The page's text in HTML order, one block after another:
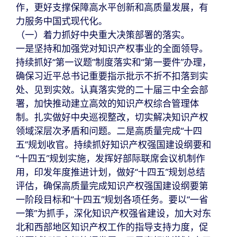
作，更好支撑保障高水平创新和高质量发展，有
力服务中国式现代化。
（一）着力抓好中央重大决策部署的落实。
一是坚持和加强党对知识产权事业的全面领导。
持续抓好“第一议题”制度落实和“第一要件”办理，
确保习近平总书记重要指示批示不折不扣落到实
处、见到实效。认真落实党的二十届三中全会部
署，加快推动建立高效的知识产权综合管理体
制。扎实做好中央巡视整改，切实解决知识产权
领域深层次矛盾和问题。二是高质量完成“十四
五”规划收官。持续抓好知识产权强国建设纲要和
“十四五”规划实施，发挥好部际联席会议机制作
用，印发年度推进计划，做好“十四五”规划总结
评估，确保高质量完成知识产权强国建设纲要第
一阶段目标和“十四五”规划各项任务。要以“一省
一策”为抓手，深化知识产权强省建设，加大对东
北和西部地区知识产权工作的指导支持力度，促